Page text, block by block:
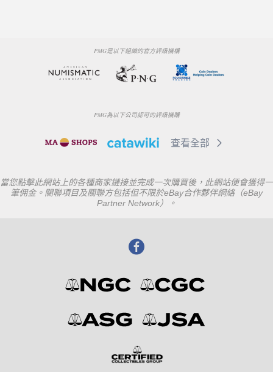
PMG是以下組織的官方評級機構
PMG為以下公司認可的評級機購
查看全部
當您點擊此網站上的各種商家鏈接並完成一次購買後，此網站便會獲得一
筆佣金。關聯項目及關聯方包括但不限於eBay合作夥伴網絡（eBay
Partner Network）。